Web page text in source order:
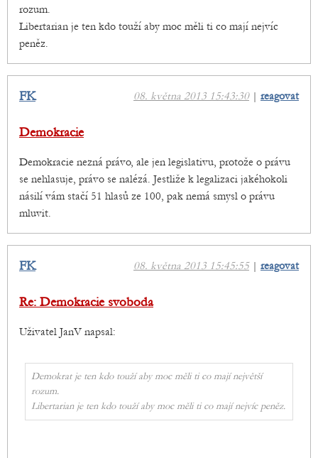
rozum.
Libertarian je ten kdo touží aby moc měli ti co mají nejvíc
peněz.
08. května 2013 15:43:30| reagovat
FK
Demokracie
Demokracie nezná právo, ale jen legislativu, protože o právu
se nehlasuje, právo se nalézá. Jestliže k legalizaci jakéhokoli
násilí vám stačí 51 hlasů ze 100, pak nemá smysl o právu
mluvit.
08. května 2013 15:45:55| reagovat
FK
Re: Demokracie svoboda
Uživatel JanV napsal:
Demokrat je ten kdo touží aby moc měli ti co mají největší
rozum.
Libertarian je ten kdo touží aby moc měli ti co mají nejvíc peněz.